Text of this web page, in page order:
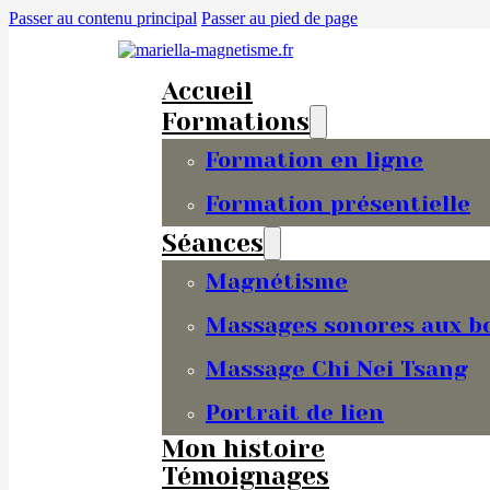
Passer au contenu principal Passer au pied de page
Accueil
Formations
Formation en ligne
Formation présentielle
Séances
Magnétisme
Massages sonores aux
Massage Chi Nei Tsang
Portrait de lien
Mon histoire
Témoignages